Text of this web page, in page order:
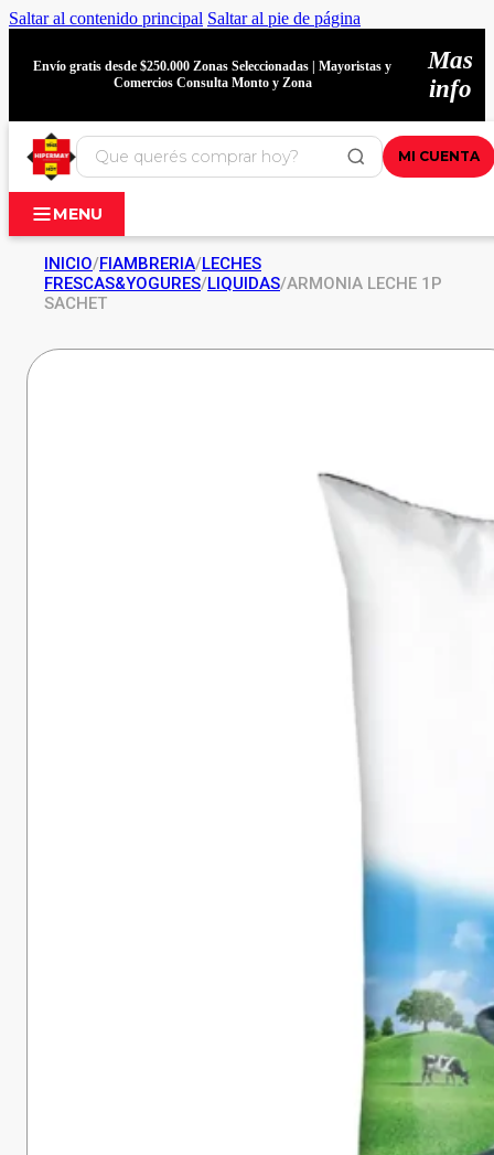
Saltar al contenido principal Saltar al pie de página
Envío gratis desde $250.000 Zonas Seleccionadas | Mayoristas y
Comercios Consulta Monto y Zona
Mas
info
MI CUENTA
MENU
INICIO/FIAMBRERIA/LECHES
FRESCAS&YOGURES/LIQUIDAS/ARMONIA LECHE 1P
SACHET